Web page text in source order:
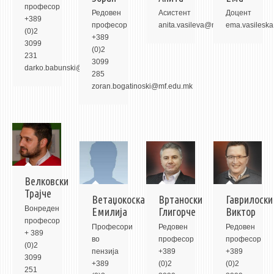
WATERBRIDGING
CIRASIM
ENERGET
AIR QUALITY MODELLING
АКТИ
ИНФОРМАЦИИ ОД ЈАВЕН КАРАКТЕР
АНКЕТИ И САМОЕВАЛУАЦИИ
ЗАВРШНИ СМЕТКИ
ТЕЛЕФОНСКИ ИМЕНИК
ALUMNI MFS
ИЗВЕСТУВАЊА
професор
+389
(0)2
3099
231
darko.babunski@mf.edu.mk
Редовeн
професор
+389
(0)2
3099
285
zoran.bogatinoski@mf.edu.mk
Асистент
anita.vasileva@mf.edu.mk
Доцент
Велковски
Трајче
Вонредeн
професор
+ 389
(0)2
3099
251
Ветаџокоска
Емилија
Професори
во
пензија
+389
Вртаноски
Глигорче
Редовeн
професор
+389
(0)2
Гаврилоски
Виктор
Редовeн
професор
+389
(0)2